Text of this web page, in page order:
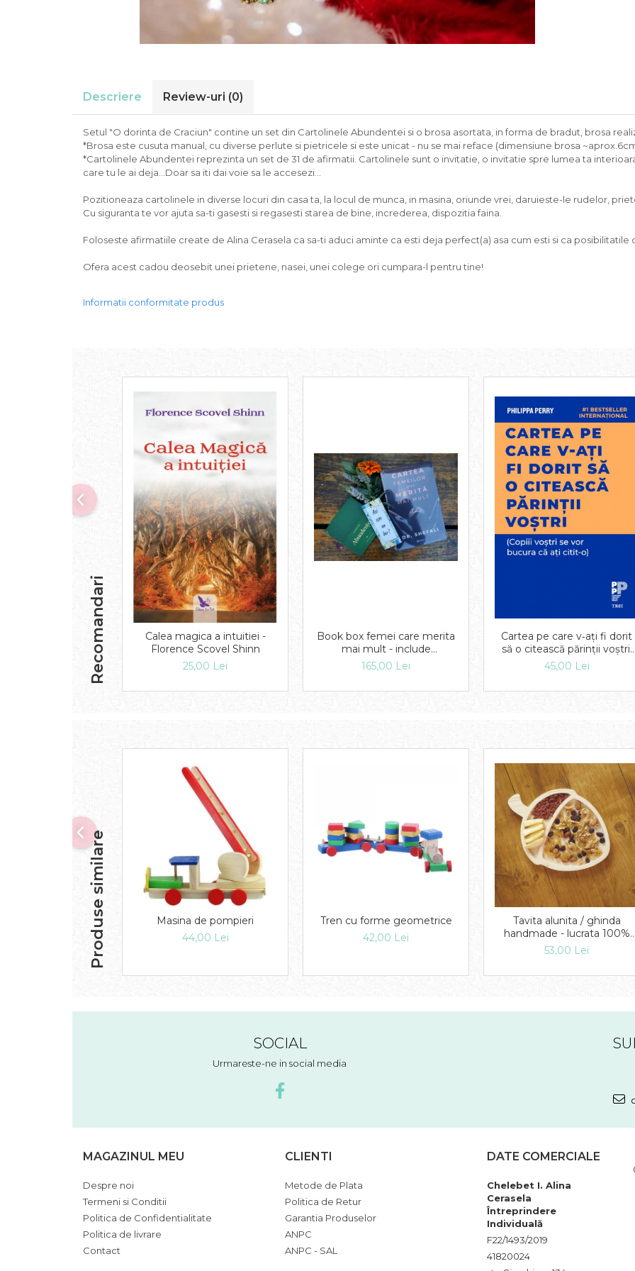
Descriere Review-uri (0)
Setul "O dorinta de Craciun" contine un set din Cartolinele Abundentei si o brosa asortata, in forma de bradut, brosa
*Brosa este cusuta manual, cu diverse perlute si pietricele si este unicat - nu se mai reface (dimensiune brosa
*Cartolinele Abundentei reprezinta un set de 31 de afirmatii. Cartolinele sunt o invitatie, o invitatie spre lumea ta
care tu le ai deja...Doar sa iti dai voie sa le accesezi...
Pozitioneaza cartolinele in diverse locuri din casa ta, la locul de munca, in masina, oriunde vrei, daruieste-le rudelor,
Cu siguranta te vor ajuta sa-ti gasesti si regasesti starea de bine, increderea, dispozitia faina.
Foloseste afirmatiile create de Alina Cerasela ca sa-ti aduci aminte ca esti deja perfect(a) asa cum esti si ca posibilitatile
Ofera acest cadou deosebit unei prietene, nasei, unei colege ori cumpara-l pentru tine!
Informatii conformitate produs
Recomandari
Calea magica a intuitiei -
Florence Scovel Shinn
25,00 Lei
Book box femei care merita
mai mult - include
Cartolinele Abundentei
165,00 Lei
Cartea pe care v‑ați fi dorit
să o citească părinții voștri.
(Copiii voștri se vor bucura
ați citit‑o)
45,00 Lei
Produse similare
Masina de pompieri
44,00 Lei
Tren cu forme geometrice
42,00 Lei
Tavita alunita / ghinda
handmade - lucrata 100%
manual
53,00 Lei
SOCIAL
Urmareste-ne in social media
MAGAZINUL MEU
Despre noi
Termeni si Conditii
Politica de Confidentialitate
Politica de livrare
Contact
CLIENTI
Metode de Plata
Politica de Retur
Garantia Produselor
ANPC
ANPC - SAL
DATE COMERCIALE
Chelebet I. Alina
Cerasela
Întreprindere
Individuală
F22/1493/2019
41820024